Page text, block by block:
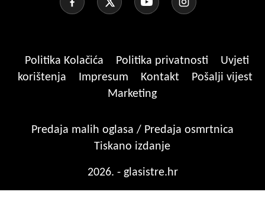
Politika Kolačića Politika privatnosti
Uvjeti
korištenja
Impresum Kontakt
Pošalji vijest
Marketing
Predaja malih oglasa / Predaja osmrtnica
Tiskano izdanje
2026. - glasistre.hr